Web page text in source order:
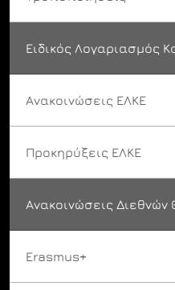
Ειδικός Λογαριασμός
Ανακοινώσεις ΕΛΚΕ
Προκηρύξεις ΕΛΚΕ
Ανακοινώσεις
Erasmus+